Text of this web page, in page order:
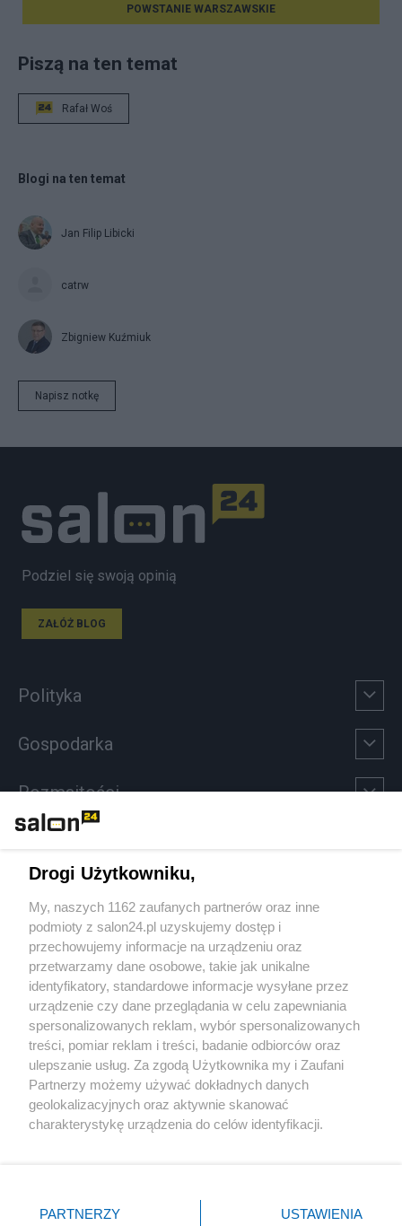
POWSTANIE WARSZAWSKIE
Piszą na ten temat
Rafał Woś
Blogi na ten temat
Jan Filip Libicki
catrw
Zbigniew Kuźmiuk
Napisz notkę
Podziel się swoją opinią
ZAŁÓŻ BLOG
Polityka
Gospodarka
Rozmaitości
Sport
Społeczeństwo
Kultura
X Facebook Instagram Youtube
Drogi Użytkowniku,
My, naszych 1162 zaufanych partnerów oraz inne
podmioty z salon24.pl uzyskujemy dostęp i
przechowujemy informacje na urządzeniu oraz
przetwarzamy dane osobowe, takie jak unikalne
identyfikatory, standardowe informacje wysyłane przez
urządzenie czy dane przeglądania w celu zapewniania
spersonalizowanych reklam, wybór spersonalizowanych
treści, pomiar reklam i treści, badanie odbiorców oraz
ulepszanie usług. Za zgodą Użytkownika my i Zaufani
Partnerzy możemy używać dokładnych danych
geolokalizacyjnych oraz aktywnie skanować
charakterystykę urządzenia do celów identyfikacji.
zmienić/wycofać klikając przycisk ustawień prywatności
PARTNERZY USTAWIENIA